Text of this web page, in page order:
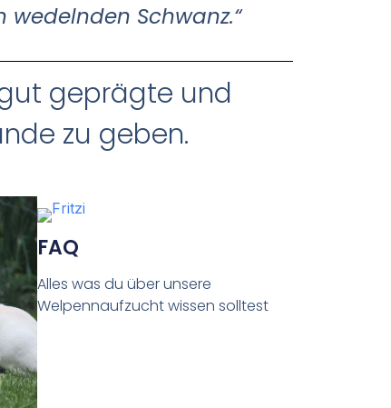
Schwanz.“
geprägte und
zu geben.
FAQ
Alles was du über unsere
Welpennaufzucht wissen solltest